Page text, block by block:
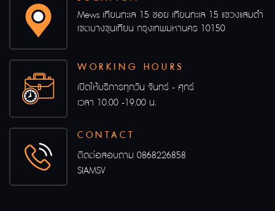
Mews เทียนทะเล 15 ซอย เทียนทะเล 15 แขวงแสมดำ
เขตบางขุนเทียน กรุงเทพมหานคร 10150
WORKING HOURS
เปิดให้บริการทุกวัน จันทร์ - ศุกร์
เวลา 10.00 -19.00 น.
CONTACT
ติดต่อสอบถาม 0868226858
SIAMSV